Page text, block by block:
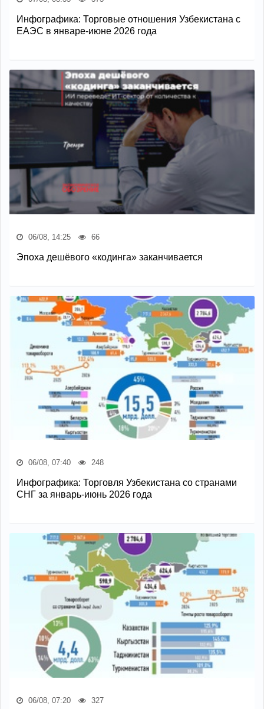
Инфографика: Торговые отношения Узбекистана с
ЕАЭС в январе-июне 2026 года
06/08, 14:25 66
Эпоха дешёвого «кодинга» заканчивается
06/08, 07:40 248
Инфографика: Торговля Узбекистана со странами
СНГ за январь-июнь 2026 года
06/08, 07:20 327